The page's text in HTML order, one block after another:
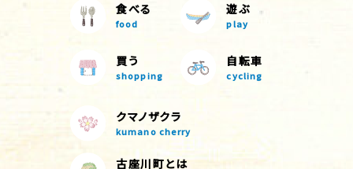
食べる
food
遊ぶ
play
買う
shopping
自転車
cycling
クマノザクラ
kumano cherry
古座川町とは